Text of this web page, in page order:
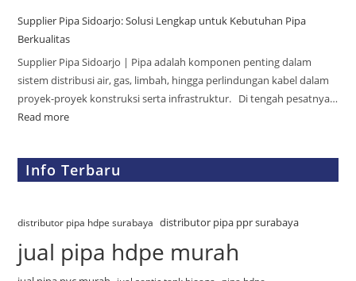
Supplier Pipa Sidoarjo: Solusi Lengkap untuk Kebutuhan Pipa
Berkualitas
Supplier Pipa Sidoarjo | Pipa adalah komponen penting dalam
sistem distribusi air, gas, limbah, hingga perlindungan kabel dalam
proyek-proyek konstruksi serta infrastruktur. Di tengah pesatnya…
Read more
Info Terbaru
distributor pipa hdpe surabaya distributor pipa ppr surabaya
jual pipa hdpe murah